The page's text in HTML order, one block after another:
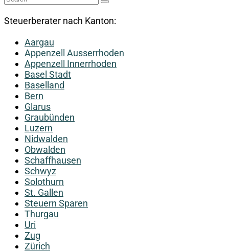
Steuerberater nach Kanton:
Aargau
Appenzell Ausserrhoden
Appenzell Innerrhoden
Basel Stadt
Baselland
Bern
Glarus
Graubünden
Luzern
Nidwalden
Obwalden
Schaffhausen
Schwyz
Solothurn
St. Gallen
Steuern Sparen
Thurgau
Uri
Zug
Zürich